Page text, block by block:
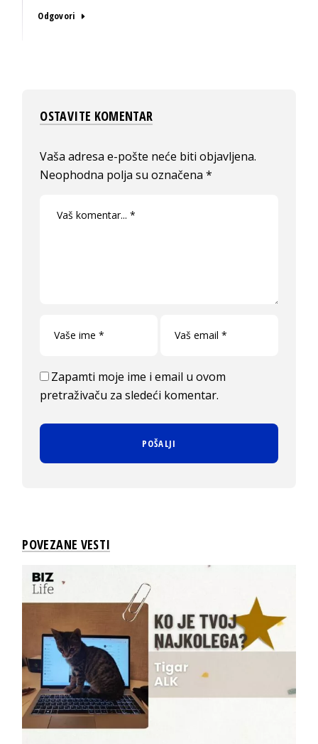
Odgovori
OSTAVITE KOMENTAR
Vaša adresa e-pošte neće biti objavljena.
Neophodna polja su označena*
Zapamti moje ime i email u ovom
pretraživaču za sledeći komentar.
POVEZANE VESTI